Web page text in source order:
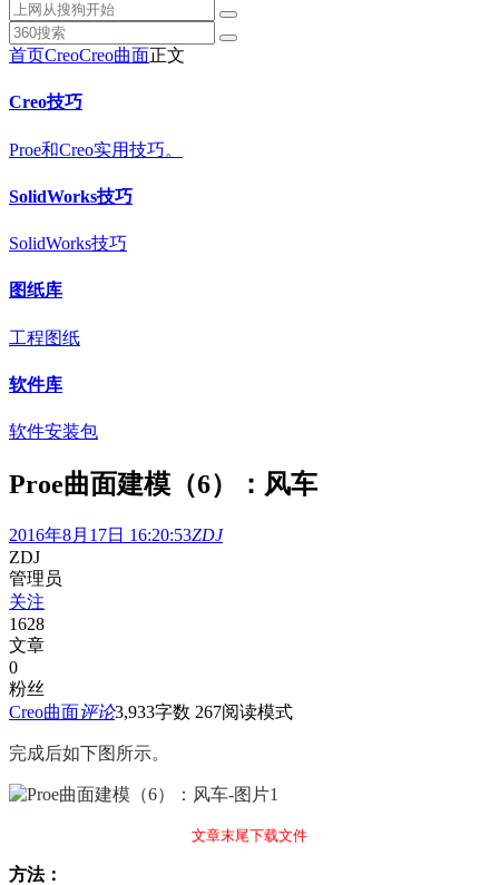
首页CreoCreo曲面正文
Creo技巧
Proe和Creo实用技巧。
SolidWorks技巧
SolidWorks技巧
图纸库
工程图纸
软件库
软件安装包
Proe曲面建模（6）：风车
2016年8月17日 16:20:53ZDJ
ZDJ
管理员
关注
1628
文章
0
粉丝
Creo曲面评论3,933字数 267阅读模式
完成后如下图所示。
文章末尾下载文件
方法：